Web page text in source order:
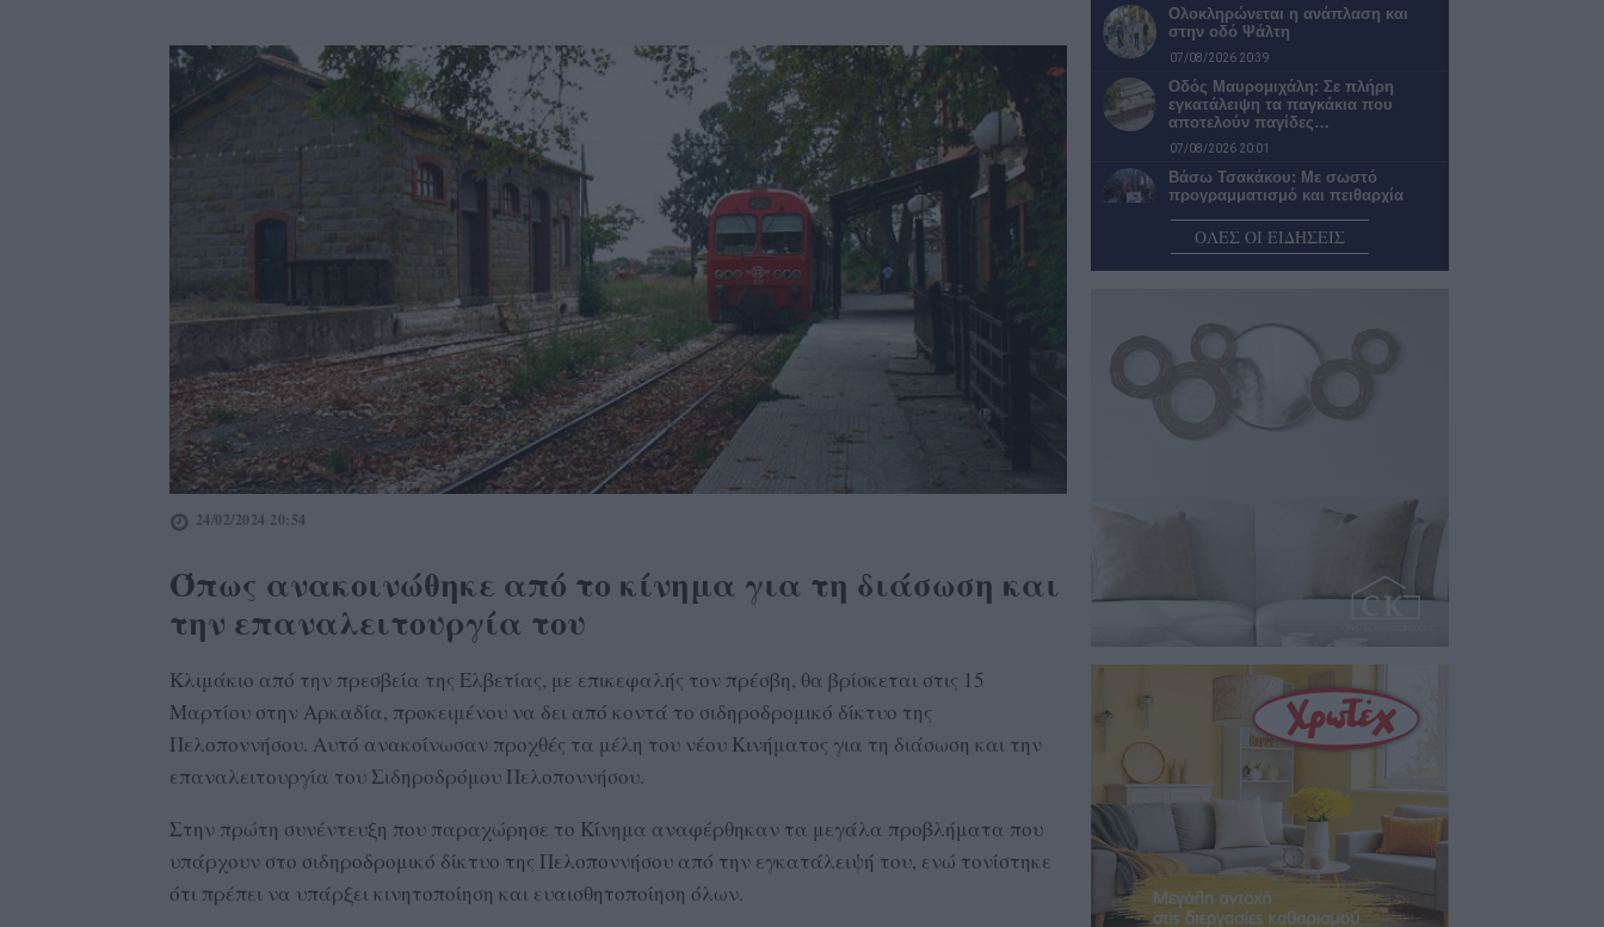
24/02/2024 20:54
Όπως ανακοινώθηκε από το κίνημα για τη διάσωση και
την επαναλειτουργία του
Κλιμάκιο από την πρεσβεία της Ελβετίας, με επικεφαλής τον πρέσβη, θα βρίσκεται στις 15
Μαρτίου στην Αρκαδία, προκειμένου να δει από κοντά το σιδηροδρομικό δίκτυο της
Πελοποννήσου. Αυτό ανακοίνωσαν προχθές τα μέλη του νέου Κινήματος για τη διάσωση και την
επαναλειτουργία του Σιδηροδρόμου Πελοποννήσου.
Στην πρώτη συνέντευξη που παραχώρησε το Κίνημα αναφέρθηκαν τα μεγάλα προβλήματα που
υπάρχουν στο σιδηροδρομικό δίκτυο της Πελοποννήσου από την εγκατάλειψή του, ενώ τονίστηκε
ότι πρέπει να υπάρξει κινητοποίηση και ευαισθητοποίηση όλων.
Ολοκληρώνεται η ανάπλαση και
στην οδό Ψάλτη
07/08/2026 20:39
Οδός Μαυρομιχάλη: Σε πλήρη
εγκατάλειψη τα παγκάκια που
αποτελούν παγίδες…
07/08/2026 20:01
Βάσω Τσακάκου: Με σωστό
προγραμματισμό και πειθαρχία
07/08/2026 19:00
Καλαμάτα: Απαράδεκτη η εικόνα σε
07/08/2026 18:25
Λύσεις για προβλήματα ύδρευσης –
αποχέτευσης ανήγγειλε η πρόεδρος
07/08/2026 18:01
ΟΛΕΣ ΟΙ ΕΙΔΗΣΕΙΣ